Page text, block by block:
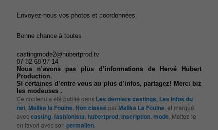
Envoyez-nous vos photos et coordonnées.
Bonne chance à toutes
castingmode2@hubertprod.tv
07 82 68 97 14
Nous n’avons pas plus d’informations de Hervé Hubert
Production.
Si certaines d’entre vous au plus d’infos, partagez! Merci biz
les modeuses .
Ce contenu a été publié dans Les derniers castings Les infos du
net Malika la Fouine Non classé par Malika La Fouine , et marqué
aveccasting ,fashionista hubertprod Inscription ,mode . Mettez-le
en favori avec sonpermalien